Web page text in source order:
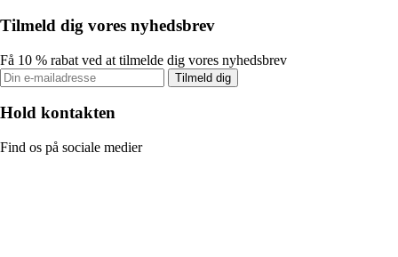
Tilmeld dig vores nyhedsbrev
Få 10 % rabat ved at tilmelde dig vores nyhedsbrev
Tilmeld dig
Hold kontakten
Find os på sociale medier